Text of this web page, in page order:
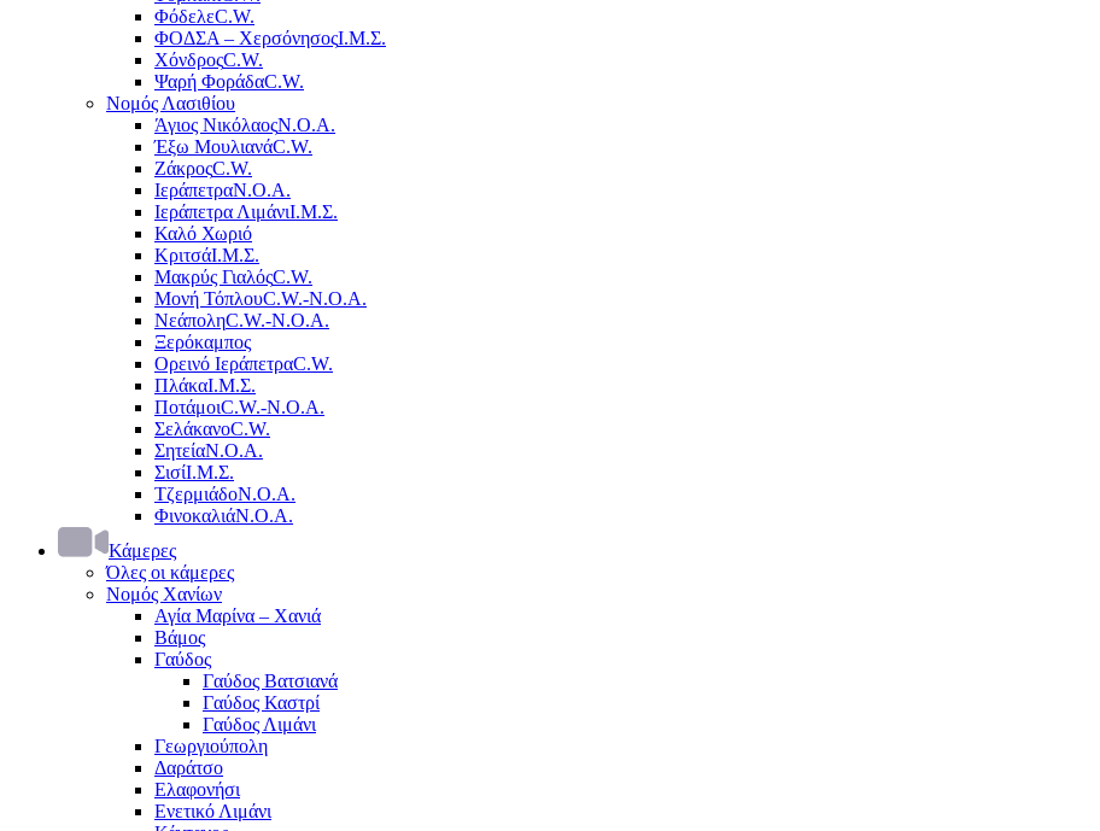
ΦόδελεC.W.
ΦΟΔΣΑ – ΧερσόνησοςΙ.Μ.Σ.
ΧόνδροςC.W.
Ψαρή ΦοράδαC.W.
Νομός Λασιθίου
Άγιος ΝικόλαοςΝ.Ο.Α.
Έξω ΜουλιανάC.W.
ΖάκροςC.W.
ΙεράπετραΝ.Ο.Α.
Ιεράπετρα ΛιμάνιΙ.Μ.Σ.
Καλό Χωριό
ΚριτσάΙ.Μ.Σ.
Μακρύς ΓιαλόςC.W.
Μονή ΤόπλουC.W.-Ν.Ο.Α.
ΝεάποληC.W.-Ν.Ο.Α.
Ξερόκαμπος
Ορεινό ΙεράπετραC.W.
ΠλάκαΙ.Μ.Σ.
ΠοτάμοιC.W.-Ν.Ο.Α.
ΣελάκανοC.W.
ΣητείαΝ.Ο.Α.
ΣισίΙ.Μ.Σ.
ΤζερμιάδοΝ.Ο.Α.
ΦινοκαλιάΝ.Ο.Α.
Κάμερες
Όλες οι κάμερες
Νομός Χανίων
Αγία Μαρίνα – Χανιά
Βάμος
Γαύδος
Γαύδος Βατσιανά
Γαύδος Καστρί
Γαύδος Λιμάνι
Γεωργιούπολη
Δαράτσο
Ελαφονήσι
Ενετικό Λιμάνι